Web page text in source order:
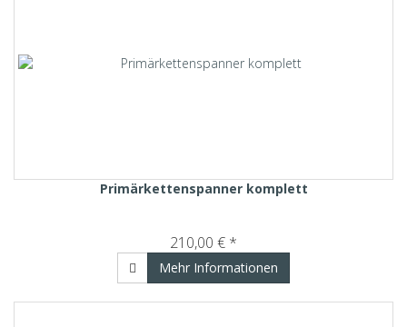
Primärkettenspanner komplett
210,00 € *
Mehr Informationen